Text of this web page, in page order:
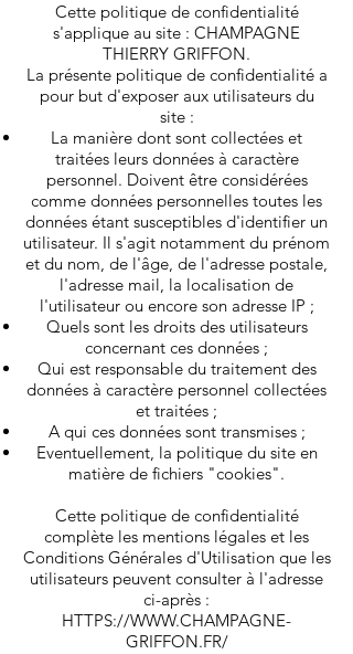
Cette politique de confidentialité
s'applique au site : CHAMPAGNE
THIERRY GRIFFON.
La présente politique de confidentialité a
pour but d'exposer aux utilisateurs du
site :
La manière dont sont collectées et
traitées leurs données à caractère
personnel. Doivent être considérées
comme données personnelles toutes les
données étant susceptibles d'identifier un
utilisateur. Il s'agit notamment du prénom
et du nom, de l'âge, de l'adresse postale,
l'adresse mail, la localisation de
l'utilisateur ou encore son adresse IP ;
Quels sont les droits des utilisateurs
concernant ces données ;
Qui est responsable du traitement des
données à caractère personnel collectées
et traitées ;
A qui ces données sont transmises ;
Eventuellement, la politique du site en
matière de fichiers "cookies".
Cette politique de confidentialité
complète les mentions légales et les
Conditions Générales d'Utilisation que les
utilisateurs peuvent consulter à l'adresse
ci-après :
HTTPS://WWW.CHAMPAGNE-
GRIFFON.FR/